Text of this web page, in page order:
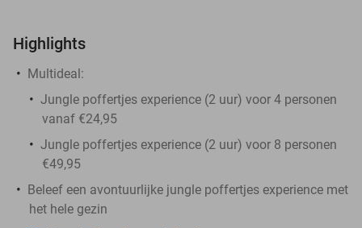
Highlights
Multideal:
Jungle poffertjes experience (2 uur) voor 4 personen
vanaf €24,95
Jungle poffertjes experience (2 uur) voor 8 personen
€49,95
Beleef een avontuurlijke jungle poffertjes experience met
het hele gezin